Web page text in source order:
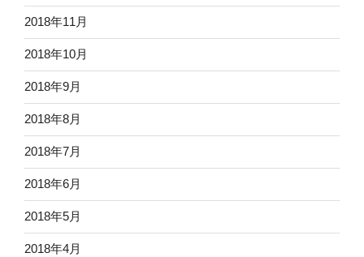
2018年11月
2018年10月
2018年9月
2018年8月
2018年7月
2018年6月
2018年5月
2018年4月